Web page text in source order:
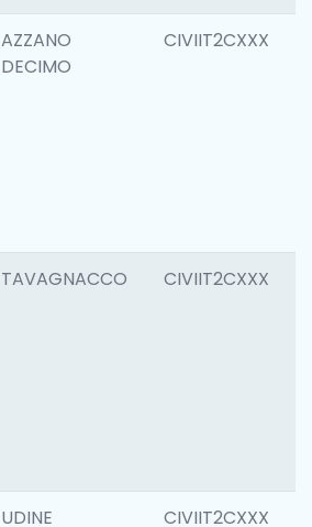
AZZANO
DECIMO
CIVIIT2CXXX
TAVAGNACCO CIVIIT2CXXX
UDINE CIVIIT2CXXX